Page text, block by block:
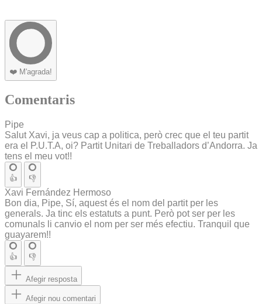
❤️ M'agrada!
Comentaris
Pipe
Salut Xavi, ja veus cap a politica, però crec que el teu partit
era el P.U.T.A, oi? Partit Unitari de Treballadors d’Andorra. Ja
tens el meu vot!!
👍 👎
Xavi Fernández Hermoso
Bon dia, Pipe, Sí, aquest és el nom del partit per les
generals. Ja tinc els estatuts a punt. Però pot ser per les
comunals li canvio el nom per ser més efectiu. Tranquil que
guayarem!!
👍 👎
Afegir resposta
Afegir nou comentari